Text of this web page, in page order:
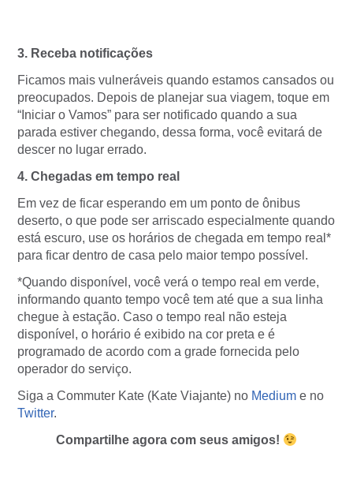
3. Receba notificações
Ficamos mais vulneráveis quando estamos cansados ou
preocupados. Depois de planejar sua viagem, toque em
“Iniciar o Vamos” para ser notificado quando a sua
parada estiver chegando, dessa forma, você evitará de
descer no lugar errado.
4. Chegadas em tempo real
Em vez de ficar esperando em um ponto de ônibus
deserto, o que pode ser arriscado especialmente quando
está escuro, use os horários de chegada em tempo real*
para ficar dentro de casa pelo maior tempo possível.
*Quando disponível, você verá o tempo real em verde,
informando quanto tempo você tem até que a sua linha
chegue à estação. Caso o tempo real não esteja
disponível, o horário é exibido na cor preta e é
programado de acordo com a grade fornecida pelo
operador do serviço.
Siga a Commuter Kate (Kate Viajante) no Medium e no
Twitter.
Compartilhe agora com seus amigos!